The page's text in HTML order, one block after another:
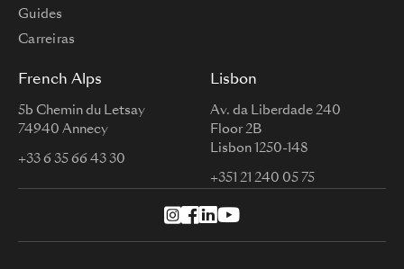
Guides
Carreiras
French Alps
5b Chemin du Letsay
74940 Annecy
+33 6 35 66 43 30
Lisbon
Av. da Liberdade 240
Floor 2B
Lisbon 1250-148
+351 21 240 05 75